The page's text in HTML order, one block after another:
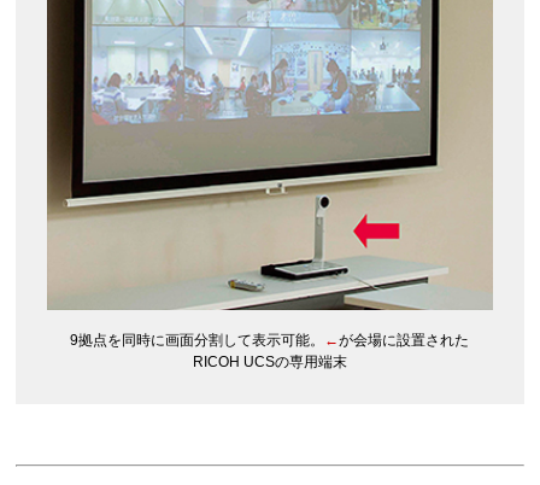
9拠点を同時に画面分割して表示可能。 ←が会場に設置された
RICOH UCSの専用端末